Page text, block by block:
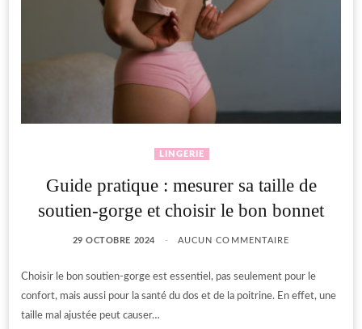
LINGERIE
Guide pratique : mesurer sa taille de
soutien-gorge et choisir le bon bonnet
29 OCTOBRE 2024 AUCUN COMMENTAIRE
Choisir le bon soutien-gorge est essentiel, pas seulement pour le
confort, mais aussi pour la santé du dos et de la poitrine. En effet, une
taille mal ajustée peut causer…